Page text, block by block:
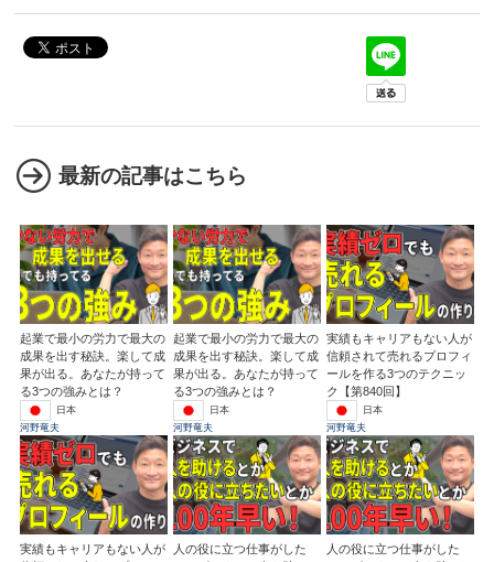
最新の記事はこちら
起業で最小の労力で最大の
成果を出す秘訣。楽して成
果が出る。あなたが持って
る3つの強みとは？
日本
河野竜夫
起業で最小の労力で最大の
成果を出す秘訣。楽して成
果が出る。あなたが持って
る3つの強みとは？
日本
河野竜夫
実績もキャリアもない人が
信頼されて売れるプロフィ
ールを作る3つのテクニッ
ク【第840回】
日本
河野竜夫
実績もキャリアもない人が
人の役に立つ仕事がした
人の役に立つ仕事がした